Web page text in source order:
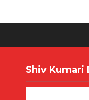
Shiv Kumari